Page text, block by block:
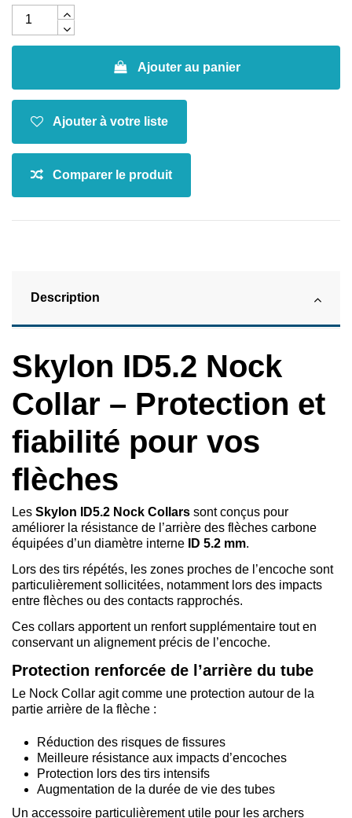
Ajouter au panier
Description
Skylon ID5.2 Nock
Collar – Protection et
fiabilité pour vos
flèches
Les Skylon ID5.2 Nock Collars sont conçus pour
améliorer la résistance de l’arrière des flèches carbone
équipées d’un diamètre interne
ID 5.2 mm.
Lors des tirs répétés, les zones proches de l’encoche sont
particulièrement sollicitées, notamment lors des impacts
entre flèches ou des contacts rapprochés.
Ces collars apportent un renfort supplémentaire tout en
conservant un alignement précis de l’encoche.
Protection renforcée de l’arrière du tube
Le Nock Collar agit comme une protection autour de la
partie arrière de la flèche :
Réduction des risques de fissures
Meilleure résistance aux impacts d’encoches
Protection lors des tirs intensifs
Augmentation de la durée de vie des tubes
Un accessoire particulièrement utile pour les archers